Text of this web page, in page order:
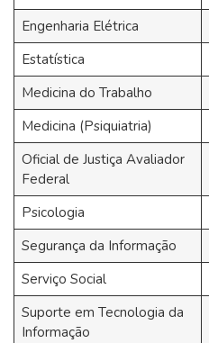
Engenharia Elétrica
Estatística
Medicina do Trabalho
Medicina (Psiquiatria)
Oficial de Justiça Avaliador
Federal
Psicologia
Segurança da Informação
Serviço Social
Suporte em Tecnologia da
Informação